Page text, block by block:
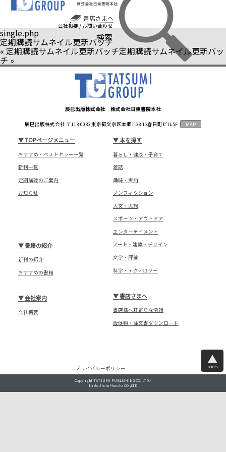
書店さまへ
会社概要 / お問い合わせ
検索
single.php
定期購読サムネイル更新バッチ
« 定期購読サムネイル更新バッチ定期購読サムネイル更新バッ
チ »
辰巳出版株式会社 株式会社日東書院本社
辰巳出版株式会社 〒113-0033 東京都文京区本郷1-33-13春日町ビル5F MAP
▼TOPページメニュー
おすすめ・ベストセラー一覧
新刊一覧
定期購読のご案内
お知らせ
▼本を探す
暮らし・健康・子育て
雑誌
趣味・実用
ノンフィクション
人文・思想
スポーツ・アウトドア
エンターテイメント
アート・建築・デザイン
文学・評論
科学・テクノロジー
▼書籍の紹介
新刊の紹介
おすすめの書籍
▼書店さまへ
書店様へ耳寄りな情報
販促物・注文書ダウンロード
▼会社案内
会社概要
プライバシーポリシー TOPへ
Copyright TATSUMI PUBLISHING CO.,LTD./
Nitto Shoin Honsha CO.,LTD